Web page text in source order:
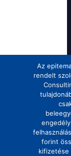
Az
rendelt
forint
kifizetése